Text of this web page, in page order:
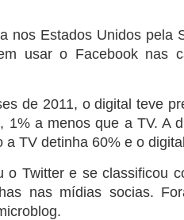
nos Estados Unidos pela
usar o Facebook nas
de 2011, o digital teve
1% a menos que a TV. A
a TV detinha 60% e o
o Twitter e se classificou
nas mídias socias.